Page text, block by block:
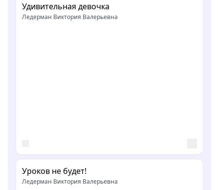
Удивительная девочка
Ледерман Виктория Валерьевна
Уроков не будет!
Ледерман Виктория Валерьевна